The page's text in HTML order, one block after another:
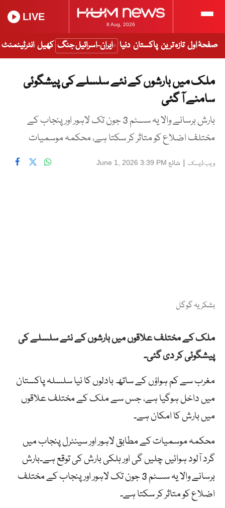
8 Aug, 2026
LIVE
صفحۂ اول تازہ ترین پاکستان دنیا ایران-اسرائیل جنگ کھیل انٹرٹینمنٹ
ملک میں بارشوں کے نئے سلسلے کی پیشگوئی
سامنے آ گئی
بارش برسانے والا یہ سسٹم 3 جون تک لاہور اور پنجاب کے
مختلف اضلاع کو متاثر کر سکتا ہے، محکمہ موسمیات
ویب ڈیسک | شائع June 1, 2026 3:39 PM
بشکریہ گوگل
ملک کے مختلف علاقوں میں بارشوں کے نئے سلسلے کی
پیشگوئی کر دی گئی۔
مغرب سے کم ہواؤں کے ساتھ بادلوں کا نیا سلسلہ پاکستان
میں داخل ہوگیا ہے، جس سے ملک کے مختلف علاقوں
میں بارش کا امکان ہے۔
محکمہ موسمیات کے مطابق لاہور اور سینٹرل پنجاب میں
گرد آلود ہوائیں چلیں گی اور ہلکی بارش کی توقع ہے۔بارش
برسانے والا یہ سسٹم 3 جون تک لاہور اور پنجاب کے مختلف
اضلاع کو متاثر کر سکتا ہے۔